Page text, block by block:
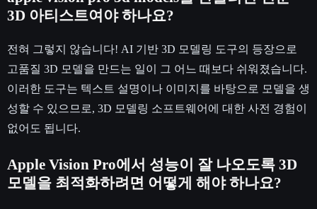
3D 아티스트여야 하나요?
전혀 그렇지 않습니다! AI 기반 3D 모델링 도구의 등장으로
고품질 3D 모델을 만드는 일이 그 어느 때보다 쉬워졌습니다.
이러한 도구는 텍스트 설명이나 이미지를 바탕으로 모델을 생
성할 수 있으므로, 3D 모델링 소프트웨어에 대한 사전 경험이
없어도 됩니다.
Apple Vision Pro에서 성능이 잘 나오도록 3D
모델을 최적화하려면 어떻게 해야 하나요?